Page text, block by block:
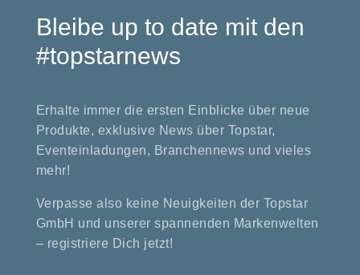
Bleibe up to date mit den
#topstarnews
Erhalte immer die ersten Einblicke über neue
Produkte, exklusive News über Topstar,
Eventeinladungen, Branchennews und vieles
mehr!
Verpasse also keine Neuigkeiten der Topstar
GmbH und unserer spannenden Markenwelten
– registriere Dich jetzt!